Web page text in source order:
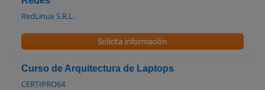
RedLinux S.R.L.
Solicita información
Curso de Arquitectura de Laptops
CERTIPRO64